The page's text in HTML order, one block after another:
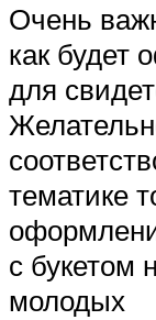
Очень
как будет
для
тематике
с букетом
молодых